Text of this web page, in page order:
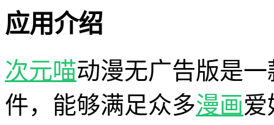
应用介绍
次元喵动漫无广告版是
件，能够满足众多漫画